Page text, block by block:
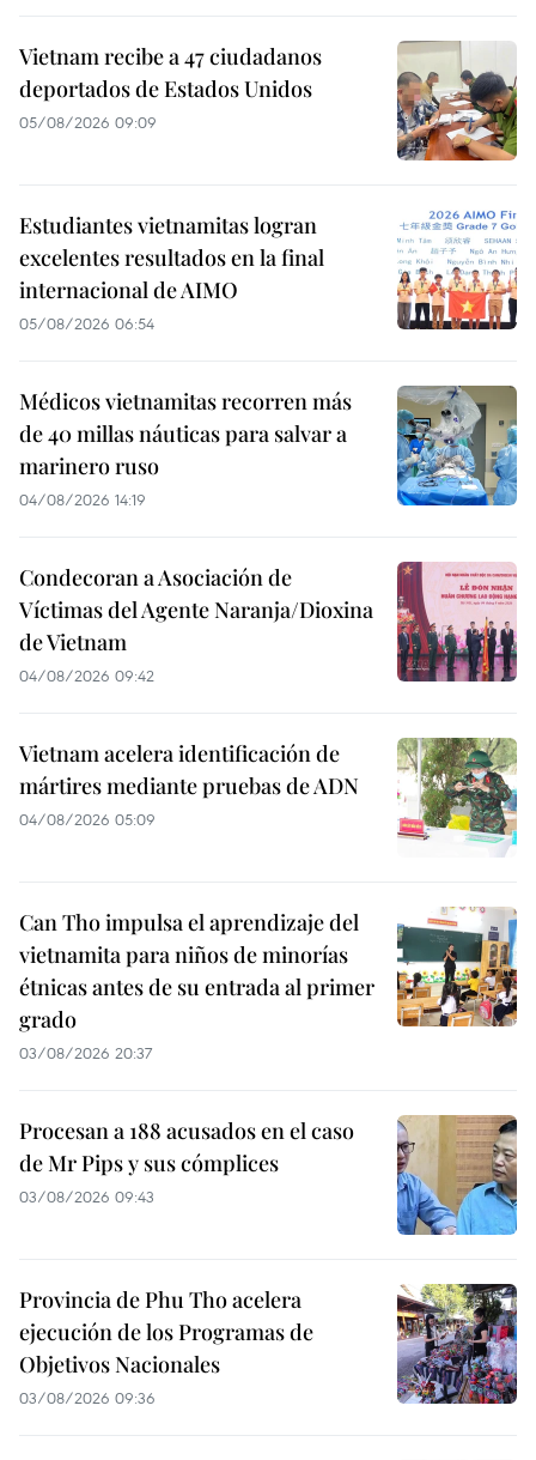
Vietnam recibe a 47 ciudadanos
deportados de Estados Unidos
05/08/2026 09:09
Estudiantes vietnamitas logran
excelentes resultados en la final
internacional de AIMO
05/08/2026 06:54
Médicos vietnamitas recorren más
de 40 millas náuticas para salvar a
marinero ruso
04/08/2026 14:19
Condecoran a Asociación de
Víctimas del Agente Naranja/Dioxina
de Vietnam
04/08/2026 09:42
Vietnam acelera identificación de
mártires mediante pruebas de ADN
04/08/2026 05:09
Can Tho impulsa el aprendizaje del
vietnamita para niños de minorías
étnicas antes de su entrada al primer
grado
03/08/2026 20:37
Procesan a 188 acusados en el caso
de Mr Pips y sus cómplices
03/08/2026 09:43
Provincia de Phu Tho acelera
ejecución de los Programas de
Objetivos Nacionales
03/08/2026 09:36